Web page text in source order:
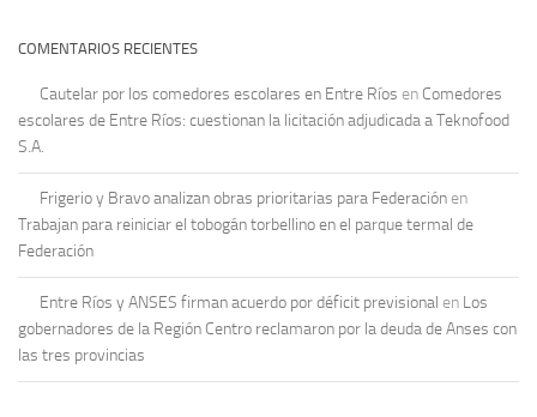
COMENTARIOS RECIENTES
Cautelar por los comedores escolares en Entre Ríos en Comedores
escolares de Entre Ríos: cuestionan la licitación adjudicada a Teknofood
S.A.
Frigerio y Bravo analizan obras prioritarias para Federación en
Trabajan para reiniciar el tobogán torbellino en el parque termal de
Federación
Entre Ríos y ANSES firman acuerdo por déficit previsional en Los
gobernadores de la Región Centro reclamaron por la deuda de Anses con
las tres provincias